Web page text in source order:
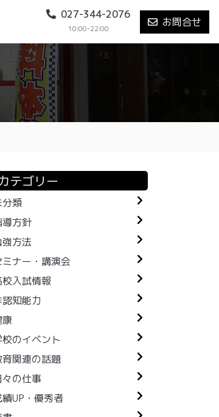
027-344-2076
10:00-22:00
お問合せ
テゴリー
分類
導方針
方法
ミナー・講演会
校入試情報
知能力
康
校のイベント
育関連の話題
々の仕事
UP・優秀者